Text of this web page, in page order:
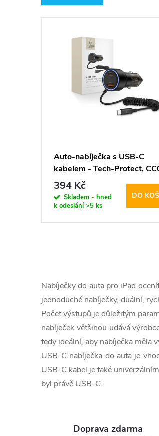
e
t
d
k
t
ů
Auto-nabíječka s USB-C
kabelem - Tech-Protect,
2-port PD60W
394 Kč
Skladem - hned
k odeslání>5 ks
DO
v
l
á
d
a
c
Nabíječky do auta pro iPad
jednoduché nabíječky, duální,
Počet výstupů je důležitým
nabíječek většinou udává
tedy ideální, aby nabíječka měla
USB-C nabíječka do auta je
USB-C kabel je také
byl právě USB-C.
Doprava zdarma